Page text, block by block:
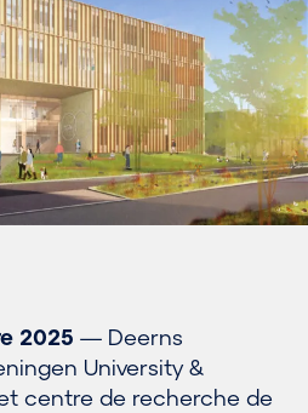
2025 — Deerns
University &
centre de recherche de